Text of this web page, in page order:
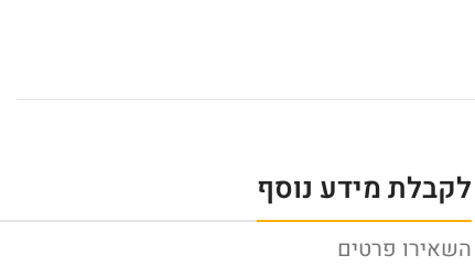
לקבלת מידע נוסף
השאירו פרטים